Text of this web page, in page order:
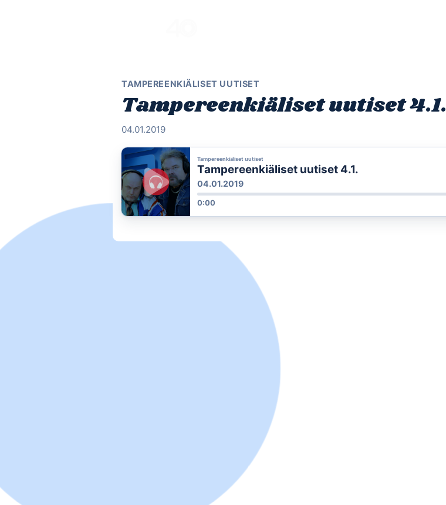
TAMPEREENKIÄLISET UUTISET
Tampereenkiäliset uutiset 4.1.
04.01.2019
Tampereenkiäliset uutiset
Tampereenkiäliset uutiset 4.1.
04.01.2019
0:00